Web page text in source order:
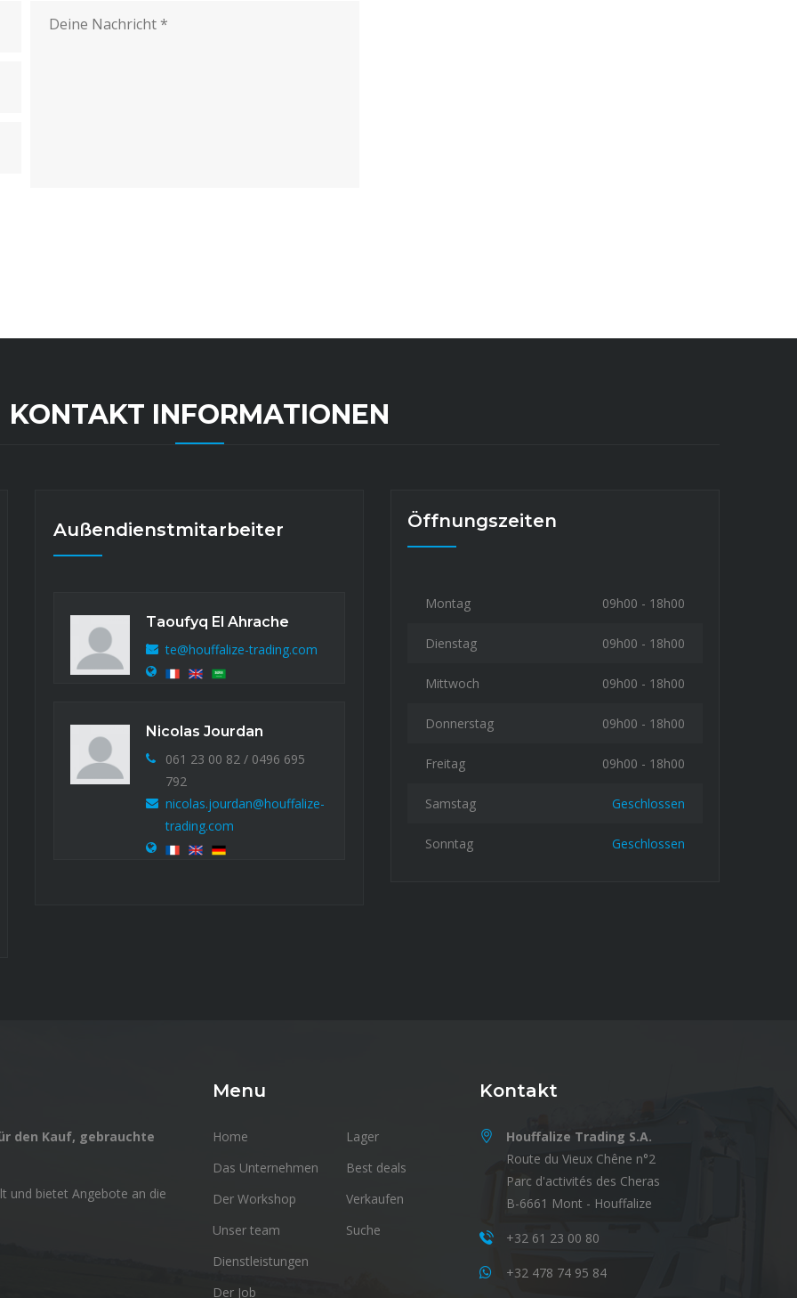
KONTAKT INFORMATIONEN
Außendienstmitarbeiter
Taoufyq El Ahrache
te@houffalize-trading.com
Nicolas Jourdan
061 23 00 82 / 0496 695
792
nicolas.jourdan@houffalize-
trading.com
te@houffalize-trading.com
Nicolas Jourdan
061 23 00 82 / 0496 695
nicolas.jourdan@houffalize-
Öffnungszeiten
Montag 09h00 - 18h00
Dienstag 09h00 - 18h00
Mittwoch 09h00 - 18h00
Donnerstag 09h00 - 18h00
Freitag 09h00 - 18h00
Samstag Geschlossen
Sonntag Geschlossen
den Kauf, gebrauchte
und bietet Angebote an die
Menu
Home
Das Unternehmen
Der Workshop
Unser team
Dienstleistungen
Der Job
Lager
Best deals
Verkaufen
Suche
Kontakt
Houffalize Trading S.A.
Route du Vieux Chêne n°2
Parc d'activités des Cheras
B-6661 Mont - Houffalize
+32 61 23 00 80
+32 478 74 95 84